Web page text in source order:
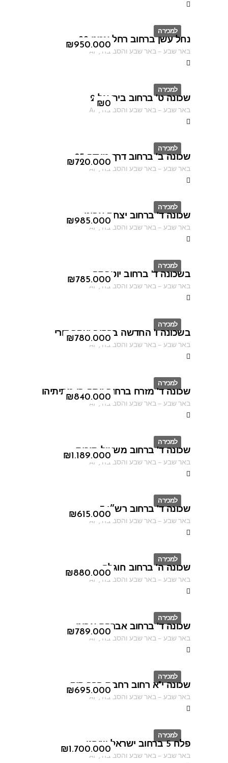
למכירה
ID
₪950.000
נחל עשן ברחוב רחל אמנו 22
באר שבע–באר שבע והסביבה ,
AF
למכירה
ID
₪0
שכונה ט' ברחוב בית אל 2
באר שבע–באר שבע והסביבה ,
AF
למכירה
ID
₪720.000
שכונה ב' ברחוב דרך מצדה 95
באר שבע–באר שבע והסביבה ,
AF
למכירה
ID
₪985.000
שכונה ד' ברחוב יצחק אבינו
באר שבע–באר שבע והסביבה ,
AF
למכירה
ID
₪785.000
בשכונה ד' ברחוב יוטבתה
באר שבע–באר שבע והסביבה ,
AF
למכירה
ID
₪780.000
בשכונה ו' החדשה ברחוב יעקב דורי
באר שבע–באר שבע והסביבה ,
AF
למכירה
ID
₪840.000
שכונה ד' מזרח ברחוב יוסף בן מתיתיהו
באר שבע–באר שבע והסביבה ,
AF
למכירה
ID
₪1.189.000
שכונה ד' ברחוב משעול סוכות
באר שבע–באר שבע והסביבה ,
AF
למכירה
ID
₪615.000
שכונה ד' ברחוב רש״י 7
באר שבע–באר שבע והסביבה ,
AF
למכירה
ID
₪880.000
שכונה ה' ברחוב חוגלה
באר שבע–באר שבע והסביבה ,
AF
למכירה
ID
₪789.000
שכונה ד' ברחוב אברהם אבינו
באר שבע–באר שבע והסביבה ,
AF
למכירה
ID
₪695.000
שכונה י"א רחוב רחבת הרב קוק
באר שבע–באר שבע והסביבה ,
AF
למכירה
ID
₪1.700.000
פלח 5 ברחוב ישראל שוחט
באר שבע–באר שבע והסביבה ,
AF